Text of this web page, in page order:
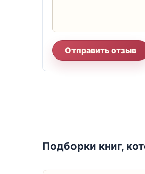
Отправить отзыв
Подборки книг,